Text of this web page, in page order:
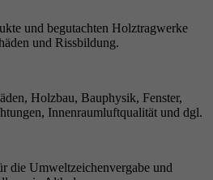
und begutachten Holztragwerke
und Rissbildung.
Holzbau, Bauphysik, Fenster,
Innenraumluftqualität und dgl.
die Umweltzeichenvergabe und